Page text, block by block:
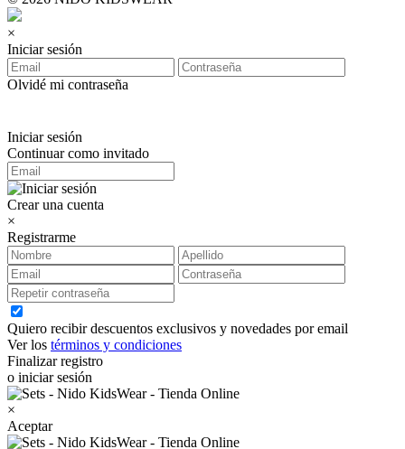
×
Iniciar sesión
Olvidé mi contraseña
Iniciar sesión
Continuar como invitado
Crear una cuenta
×
Registrarme
Quiero recibir descuentos exclusivos y novedades por email
Ver los términos y condiciones
Finalizar registro
o iniciar sesión
×
Aceptar